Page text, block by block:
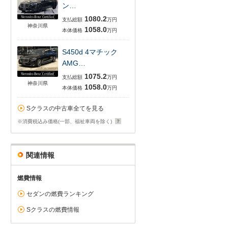
神奈川県
ン…
支払総額 1080.2万円
本体価格 1058.0万円
神奈川県
S450d 4マチック
AMG…
支払総額 1075.2万円
本体価格 1058.0万円
Sクラスの中古車全てを見る
※消費税込み価格(一部、福祉車両を除く)
関連情報
燃費情報
セダンの燃費ランキング
Sクラスの燃費情報